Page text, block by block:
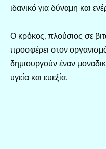
ιδανικό για δύναμη και
Ο κρόκος, πλούσιος σε
προσφέρει στον
δημιουργούν έναν
υγεία και ευεξία.